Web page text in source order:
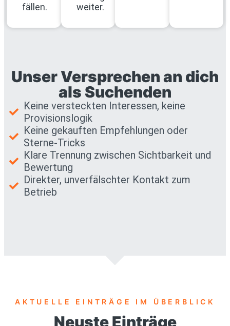
fällen.
weiter.
Unser Versprechen an dich
als Suchenden
Keine versteckten Interessen, keine
Provisionslogik
Keine gekauften Empfehlungen oder
Sterne-Tricks
Klare Trennung zwischen Sichtbarkeit und
Bewertung
Direkter, unverfälschter Kontakt zum
Betrieb
AKTUELLE EINTRÄGE IM ÜBERBLICK
Neuste Einträge